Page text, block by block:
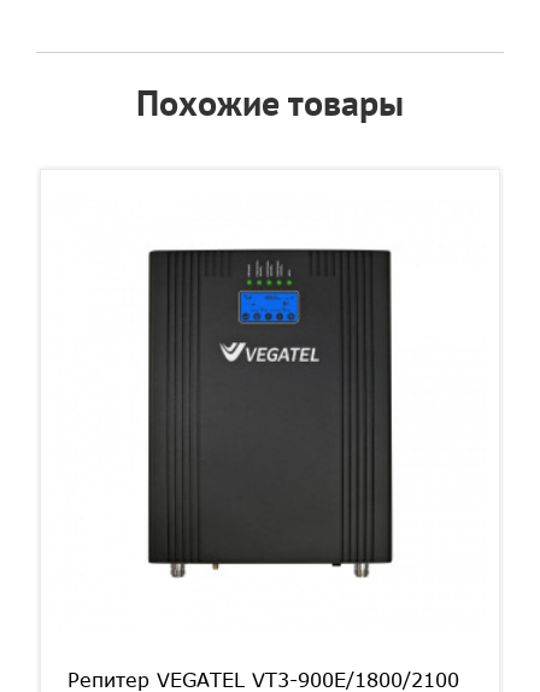
Похожие товары
Репитер VEGATEL VT3-900E/1800/2100